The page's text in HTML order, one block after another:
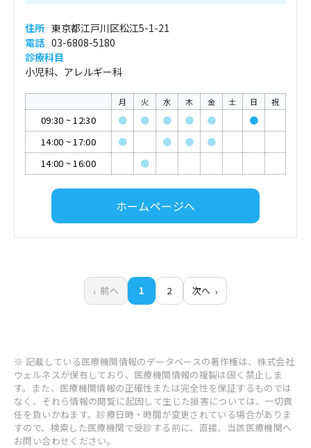
住所 東京都江戸川区松江5-1-21
電話 03-6808-5180
診療科目
小児科、アレルギー科
月 火 水 木 金 土 日 祝
09:30 ~12:30 ● ● ● ● ●
●
14:00 ~17:00 ● ● ●
●
14:00 ~16:00 ●
ホームページへ
前へ 1 2 次へ
※ 記載している医療機関情報のデータベースの著作権は、株式会社
ウェルネスが保有しており、医療機関情報の複製は固く禁止しま
す。また、医療機関情報の正確性または完全性を保証するものでは
なく、それら情報の閲覧に起因して生じた損害については、一切責
任を負いかねます。診療日時・時間が変更されている場合がありま
すので、検索した医療機関で受診する前に、直接、当該医療機関へ
お問い合わせください。